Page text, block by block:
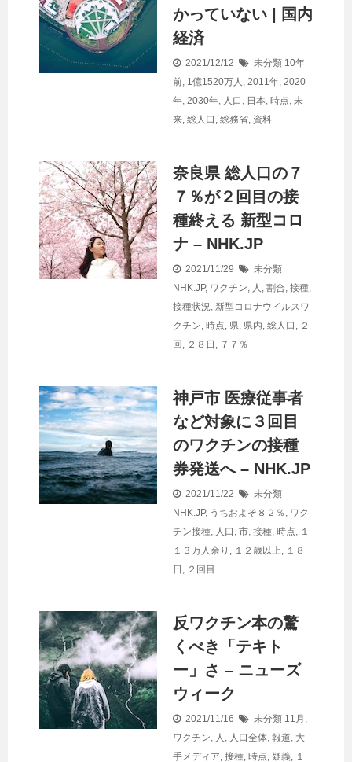
かっていない | 国内
経済
2021/12/12 未分類 10年
前, 1億1520万人 , 2011年, 2020
年, 2030年, 人口 , 日本, 時点, 未
来, 総人口 , 総務省, 資料
奈良県 総人口 の７
７％が２回目の接
種終える 新型コロ
ナ – NHK.JP
2021/11/29
未分類
NHK.JP, ワクチン, 人 , 割合, 接種,
接種状況, 新型コロナウイルスワ
クチン, 時点, 県, 県内, 総人口 , ２
回 , ２８日 , ７７％
神戸市 医療従事者
など対象に３回目
のワクチンの接種
券発送へ – NHK.JP
2021/11/22
未分類
NHK.JP, うちおよそ８２％ , ワク
チン接種, 人口 , 市, 接種, 時点, １
１３万人余り , １２歳以上, １８
日 , ２回目
反ワクチン本の驚
くべき「テキト
ー」さ – ニューズ
ウィーク
2021/11/16 未分類 11月 ,
ワクチン, 人 , 人口全体, 報道, 大
手メディア, 接種, 時点, 疑義, １